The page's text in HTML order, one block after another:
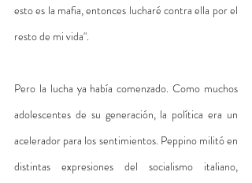
esto es la mafia, entonces lucharé contra ella por el
resto de mi vida".
Pero la lucha ya había comenzado. Como muchos
adolescentes de su generación, la política era un
acelerador para los sentimientos. Peppino militó en
distintas expresiones del socialismo italiano,